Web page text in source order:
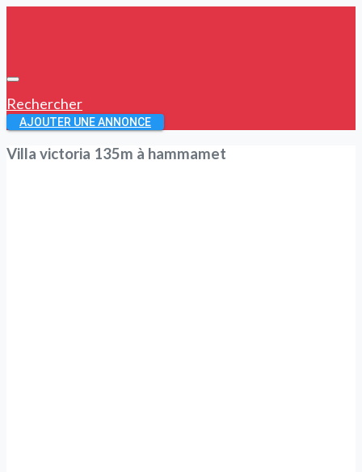
Rechercher
AJOUTER UNE ANNONCE
Villa victoria 135m à hammamet